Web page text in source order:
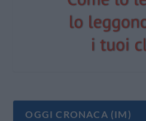
OGGI CRONACA (IM)